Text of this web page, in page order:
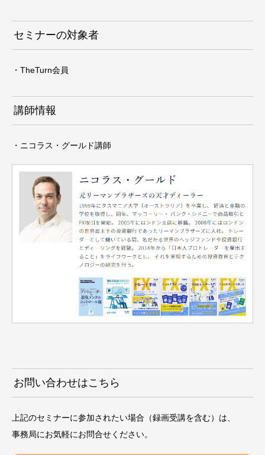
セミナーの対象者
・TheTurn会員
講師情報
・ニコラス・グールド講師
お問い合わせはこちら
上記のセミナーに参加されたい場合（録画受講を含む）は、
事務局にお気軽にお問合せください。